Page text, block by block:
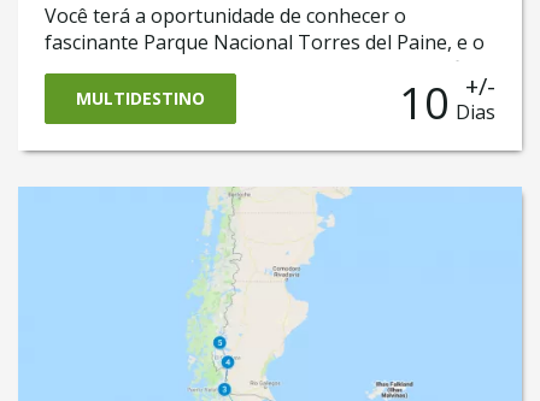
Você terá a oportunidade de conhecer o
fascinante Parque Nacional Torres del Paine, e o
famoso Glaciar Perito Moreno e Ushuaia, no fim
do mundo. Viajar neste roteiro é desfrutar
cenários paradisíacos na ponta sul da América do
Sul, é explorar paisagens na Cordillera dos Andes,
MULTIDESTINO 10 +/-
Dias